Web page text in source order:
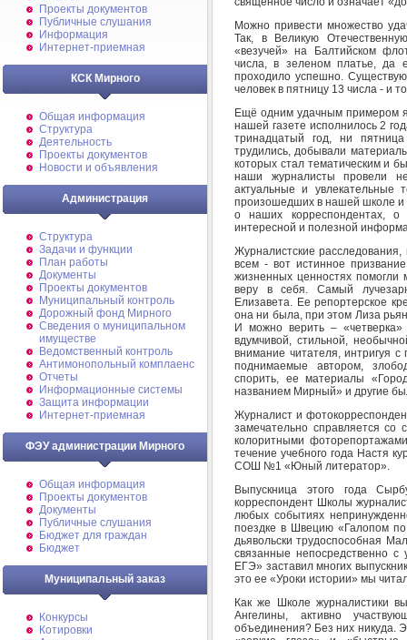
Проекты документов
Публичные слушания
Информация
Интернет-приемная
КСК Мирного
Общая информация
Структура
Деятельность
Проекты документов
Новости и объявления
Администрация
Структура
Задачи и функции
План работы
Документы
Проекты документов
Муниципальный контроль
Дорожный фонд Мирного
Cведения о муниципальном
имуществе
Ведомственный контроль
Антимонопольный комплаенс
Отчеты
Информационные системы
Защита информации
Интернет-приемная
ФЭУ администрации Мирного
Общая информация
Проекты документов
Документы
Публичные слушания
Бюджет для граждан
Бюджет
Муниципальный заказ
Конкурсы
Котировки
Можно привести множество
Так, в Великую
«везучей» на Балтийском
числа, в зеленом платье, да
проходило успешно.
человек в пятницу 13 числа - и
Ещё одним удачным примером
нашей газете исполнилось 2
тринадцатый год, ни
трудились, добывали
которых стал тематическим и
наши журналисты провели
актуальные и увлекательные
произошедших в нашей школе и
о наших корреспондентах,
интересной и полезной
Журналистские
всем - вот истинное
жизненных ценностях помогли
веру в себя. Самый
Елизавета. Ее репортерское
она ни была, при этом Лиза
И можно верить – «четверка»
вдумчивой, стильной,
внимание читателя, интригуя
поднимаемые автором,
спорить, ее материалы
названием Мирный» и другие
Журналист и
замечательно справляется со
колоритными
течение учебного года Настя
СОШ №1 «Юный литератор».
Выпускница этого года
корреспондент Школы
любых событиях
поездке в Швецию «Галопом
дьявольски трудоспособная
связанные непосредственно
ЕГЭ» заставил многих
это ее «Уроки истории» мы
Как же Школе журналистики
Ангелины, активно
объединения? Без них никуда.